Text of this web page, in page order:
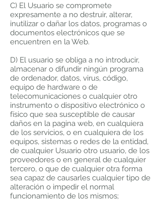
C) El Usuario se compromete
expresamente a no destruir, alterar,
inutilizar o dañar los datos, programas o
documentos electrónicos que se
encuentren en la Web.
D) El usuario se obliga a no introducir,
almacenar o difundir ningún programa
de ordenador, datos, virus, código,
equipo de hardware o de
telecomunicaciones o cualquier otro
instrumento o dispositivo electrónico o
físico que sea susceptible de causar
daños en la pagina web, en cualquiera
de los servicios, o en cualquiera de los
equipos, sistemas o redes de la entidad,
de cualquier Usuario otro usuario, de los
proveedores o en general de cualquier
tercero, o que de cualquier otra forma
sea capaz de causarles cualquier tipo de
alteración o impedir el normal
funcionamiento de los mismos;